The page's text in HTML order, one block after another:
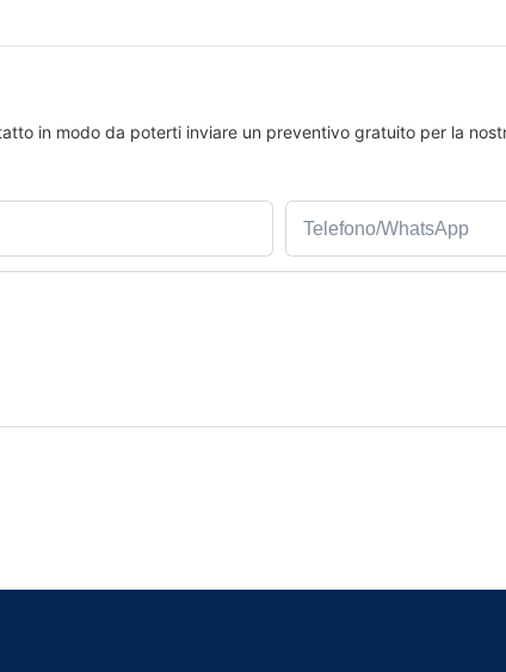
in modo da poterti inviare un preventivo gratuito per la
Telefono/WhatsApp